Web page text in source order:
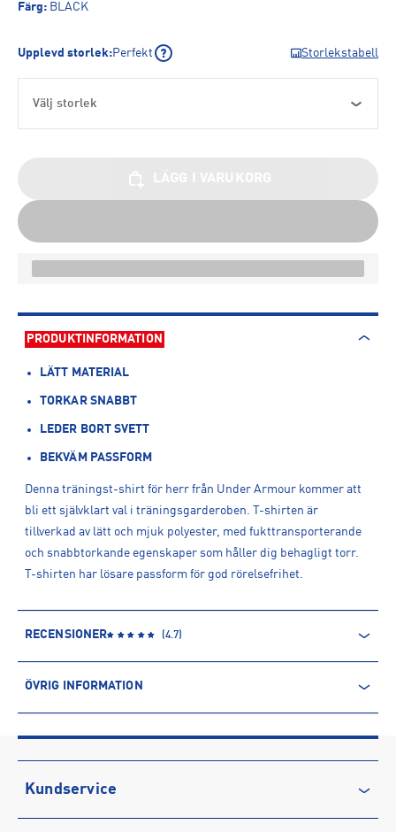
Färg: BLACK
Upplevd storlek:Perfekt Storlekstabell
Välj storlek
PRODUKTINFORMATION
LÄTT MATERIAL
TORKAR SNABBT
LEDER BORT SVETT
BEKVÄM PASSFORM
Denna träningst-shirt för herr från Under Armour kommer att
bli ett självklart val i träningsgarderoben. T-shirten är
tillverkad av lätt och mjuk polyester, med fukttransporterande
och snabbtorkande egenskaper som håller dig behagligt torr.
T-shirten har lösare passform för god rörelsefrihet.
RECENSIONER (4.7)
ÖVRIG INFORMATION
Produktnummer: 1428497
Leverantörens produktnummer: 1326413
Artikelnummer: 142849701-Black
Kundservice